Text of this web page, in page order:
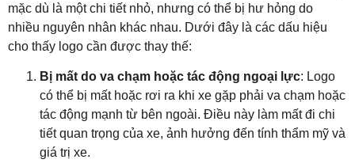
mặc dù là một chi tiết nhỏ, nhưng có thể bị hư hỏng do
nhiều nguyên nhân khác nhau. Dưới đây là các dấu hiệu
cho thấy logo cần được thay thế:
Bị mất do va chạm hoặc tác động ngoại lực: Logo
có thể bị mất hoặc rơi ra khi xe gặp phải va chạm hoặc
tác động mạnh từ bên ngoài. Điều này làm mất đi chi
tiết quan trọng của xe, ảnh hưởng đến tính thẩm mỹ và
giá trị xe.